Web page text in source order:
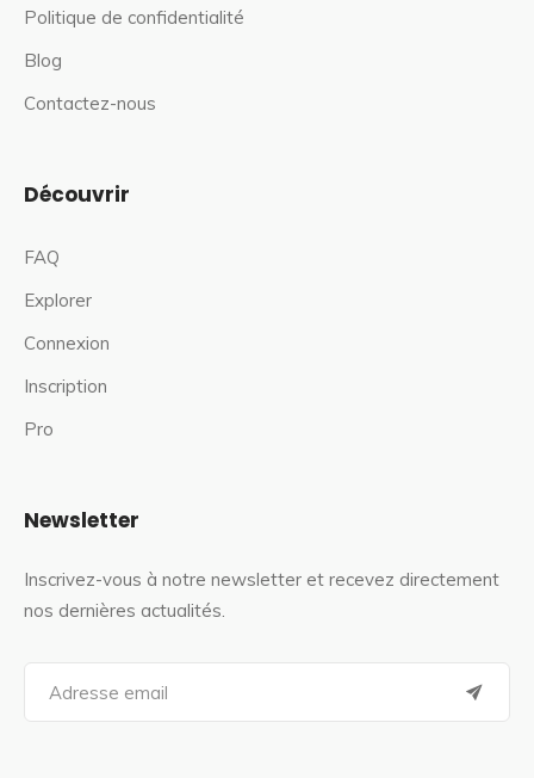
Politique de confidentialité
Blog
Contactez-nous
Découvrir
FAQ
Explorer
Connexion
Inscription
Pro
Newsletter
Inscrivez-vous à notre newsletter et recevez directement
nos dernières actualités.
a